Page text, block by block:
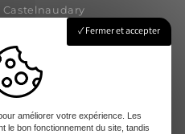
Castelnaudary
Fermer et accepter
améliorer votre expérience. Les
le bon fonctionnement du site, tandis